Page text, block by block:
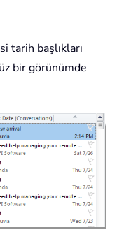
tarih başlıkları
bir görünümde